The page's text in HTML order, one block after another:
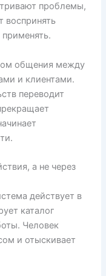
проблемы,
воспринять
общения между
и клиентами.
переводит
а не через
действует в
каталог
Человек
и отыскивает